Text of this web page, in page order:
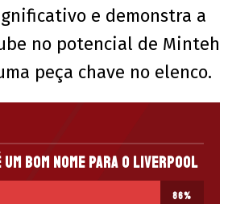
e demonstra a
no potencial de Minteh
peça chave no elenco.
um bom nome para o Liverpool
86%